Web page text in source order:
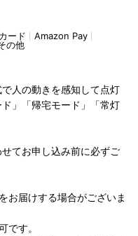
ード
Amazon Pay
の他
人の動きを感知して点灯
」「帰宅モード」「常灯
せてお申し込み前に必ずご
お届けする場合がございま
です。